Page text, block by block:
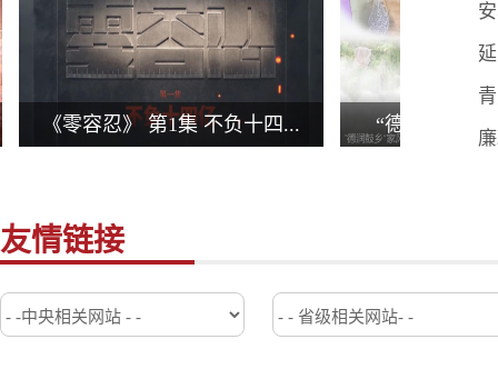
《零容忍》 第1集 不负十四... “德润鼓乡”家
友情链接